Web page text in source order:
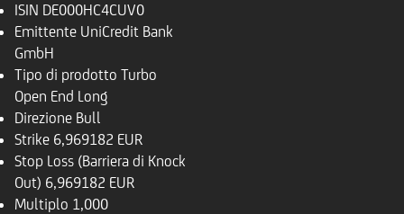
ISIN DE000HC4CUV0
Emittente UniCredit Bank
GmbH
Tipo di prodotto Turbo
Open End Long
Direzione Bull
Strike 6,969182 EUR
Stop Loss (Barriera di Knock
Out) 6,969182 EUR
Multiplo 1,000